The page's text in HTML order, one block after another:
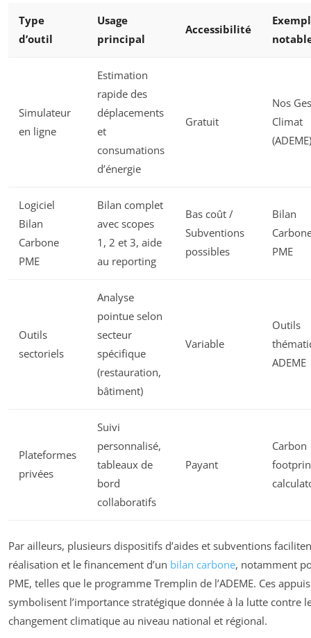
Type
d’outil
Usage
principal
Accessibilité
Simulateur
en ligne
Estimation
rapide des
déplacements
et
consumations
d’énergie
Gratuit
Nos
Climat
(ADEME)
Logiciel
Bilan
Carbone
PME
Bilan complet
avec scopes
1, 2 et 3, aide
au reporting
Bas coût /
Subventions
possibles
Bilan
PME
Outils
sectoriels
Analyse
pointue selon
secteur
spécifique
(restauration,
bâtiment)
Variable
Outils
ADEME
Plateformes
privées
Suivi
personnalisé,
tableaux de
bord
collaboratifs
Payant
Carbon
Par ailleurs, plusieurs dispositifs d’aides et subventions
réalisation et le financement d’un bilan carbone, notamment
PME, telles que le programme Tremplin de l’ADEME. Ces appuis
symbolisent l’importance stratégique donnée à la lutte contre
changement climatique au niveau national et régional.